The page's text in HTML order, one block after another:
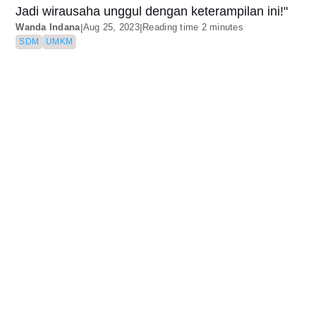
Jadi wirausaha unggul dengan keterampilan ini!"
Wanda Indana|Aug 25, 2023|Reading time 2 minutes
SDM UMKM